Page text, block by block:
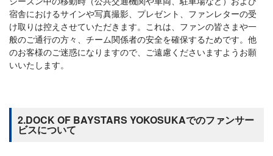
宿舎におけるサインや写真撮影、プレゼント、ファンレターの受
け取りは控えさせていただきます。これは、ファンの皆さまや一
般のご通行の方々、チーム関係者の安全を確保するためです。他
のお客様のご迷惑になりますので、ご遠慮くださいますようお願
いいたします。
2.DOCK OF BAYSTARS YOKOSUKAでのファンサー
ビスについて